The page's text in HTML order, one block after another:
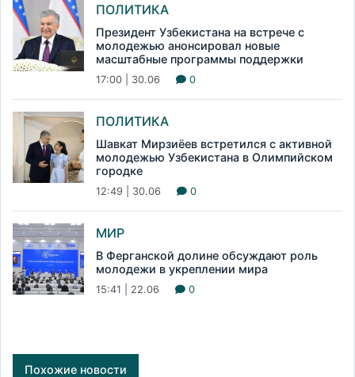
ПОЛИТИКА
Президент Узбекистана на встрече с
молодежью анонсировал новые
масштабные программы поддержки
17:00 | 30.06 0
ПОЛИТИКА
Шавкат Мирзиёев встретился с активной
молодежью Узбекистана в Олимпийском
городке
12:49 | 30.06 0
МИР
В Ферганской долине обсуждают роль
молодежи в укреплении мира
15:41 | 22.06 0
Похожие новости